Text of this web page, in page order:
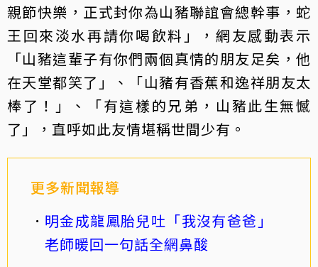
親節快樂，正式封你為山豬聯誼會總幹事，蛇
王回來淡水再請你喝飲料」，網友感動表示
「山豬這輩子有你們兩個真情的朋友足矣，他
在天堂都笑了」、「山豬有香蕉和逸祥朋友太
棒了！」、「有這樣的兄弟，山豬此生無憾
了」，直呼如此友情堪稱世間少有。
更多新聞報導
明金成龍鳳胎兒吐「我沒有爸爸」
老師暖回一句話全網鼻酸